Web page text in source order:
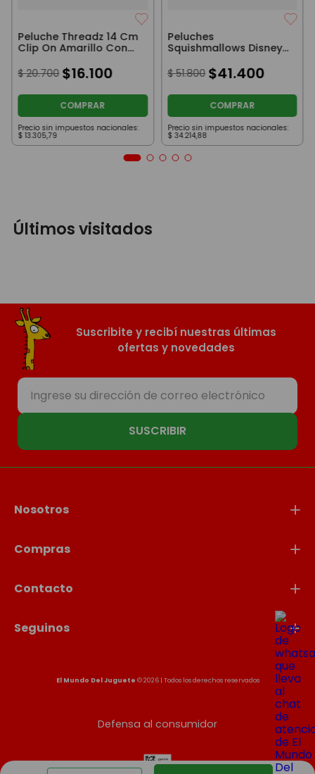
Peluche Threadz 14 Cm
Clip On Amarillo Con
Rayas
$ 20.700 $16.100
COMPRAR
Precio sin impuestos nacionales:
$ 13.305,79
Peluches
Squishmallows Disney
De Stitch 20 Cm
$ 51.800 $41.400
COMPRAR
Precio sin impuestos nacionales:
$ 34.214,88
Últimos visitados
Suscribite y recibí nuestras últimas
ofertas y novedades
SUSCRIBIR
Nosotros
Compras
Contacto
Seguinos
El Mundo Del Juguete © 2026 | Todos los derechos reservados
Defensa al consumidor